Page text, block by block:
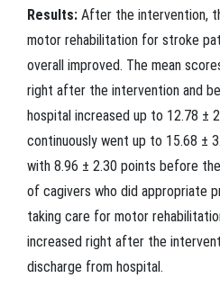
Results: After the intervention,
motor rehabilitation for stroke
overall improved. The mean
right after the intervention and
hospital increased up to 12.78 ±
continuously went up to 15.68 ±
with 8.96 ± 2.30 points before
of cagivers who did appropriate
taking care for motor
increased right after the
discharge from hospital.